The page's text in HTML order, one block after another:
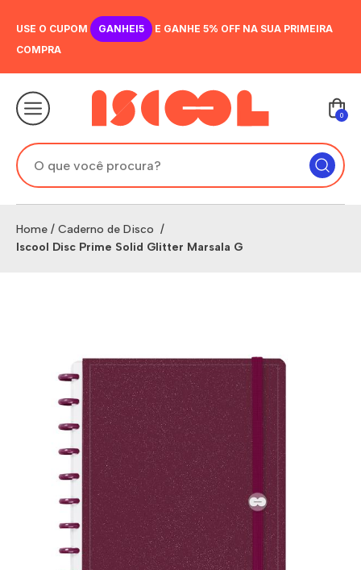
USE O CUPOM GANHEI5
E GANHE 5% OFF NA SUA PRIMEIRA
COMPRA
0
Home / Caderno de Disco /
Iscool Disc Prime Solid Glitter Marsala G